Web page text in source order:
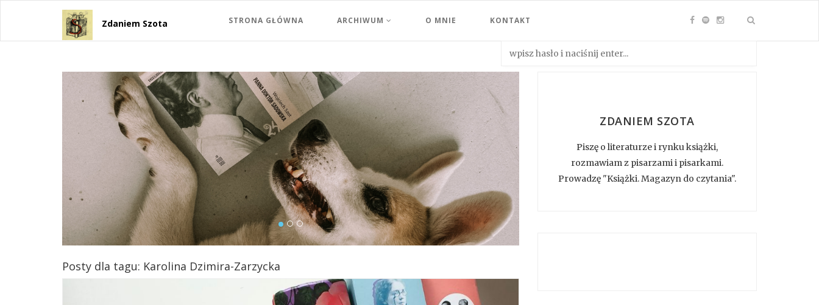
Zdaniem Szota STRONA GŁÓWNA ARCHIWUM O MNIE KONTAKT
Posty dla tagu: Karolina Dzimira-Zarzycka
ZDANIEM SZOTA
Piszę o literaturze i rynku książki,
rozmawiam z pisarzami i pisarkami.
Prowadzę "Książki. Magazyn do czytania".